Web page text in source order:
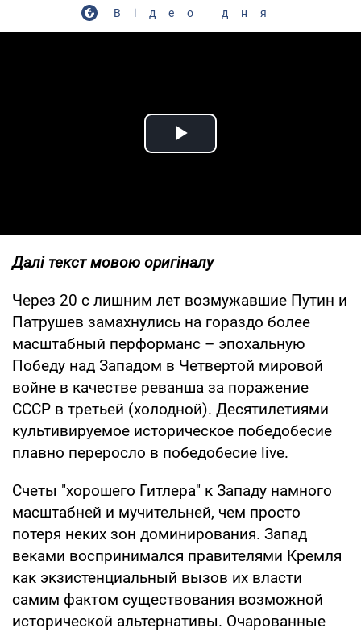
Відео дня
Play Video
Далі текст мовою оригіналу
Через 20 с лишним лет возмужавшие Путин и
Патрушев замахнулись на гораздо более
масштабный перформанс – эпохальную
Победу над Западом в Четвертой мировой
войне в качестве реванша за поражение
СССР в третьей (холодной). Десятилетиями
культивируемое историческое победобесие
плавно переросло в победобесие live.
Счеты "хорошего Гитлера" к Западу намного
масштабней и мучительней, чем просто
потеря неких зон доминирования. Запад
веками воспринимался правителями Кремля
как экзистенциальный вызов их власти
самим фактом существования возможной
исторической альтернативы. Очарованные